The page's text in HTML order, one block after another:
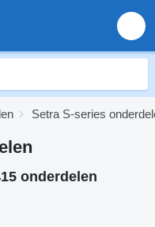
Setra S-series
onderdelen